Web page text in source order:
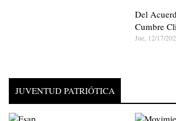
Del
Cumbre
Jue, 12/17/
JUVENTUD PATRIÓTICA